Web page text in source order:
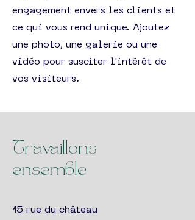
engagement envers les clients et
ce qui vous rend unique. Ajoutez
une photo, une galerie ou une
vidéo pour susciter l'intérêt de
vos visiteurs.
Travaillons
ensemble
15 rue du château